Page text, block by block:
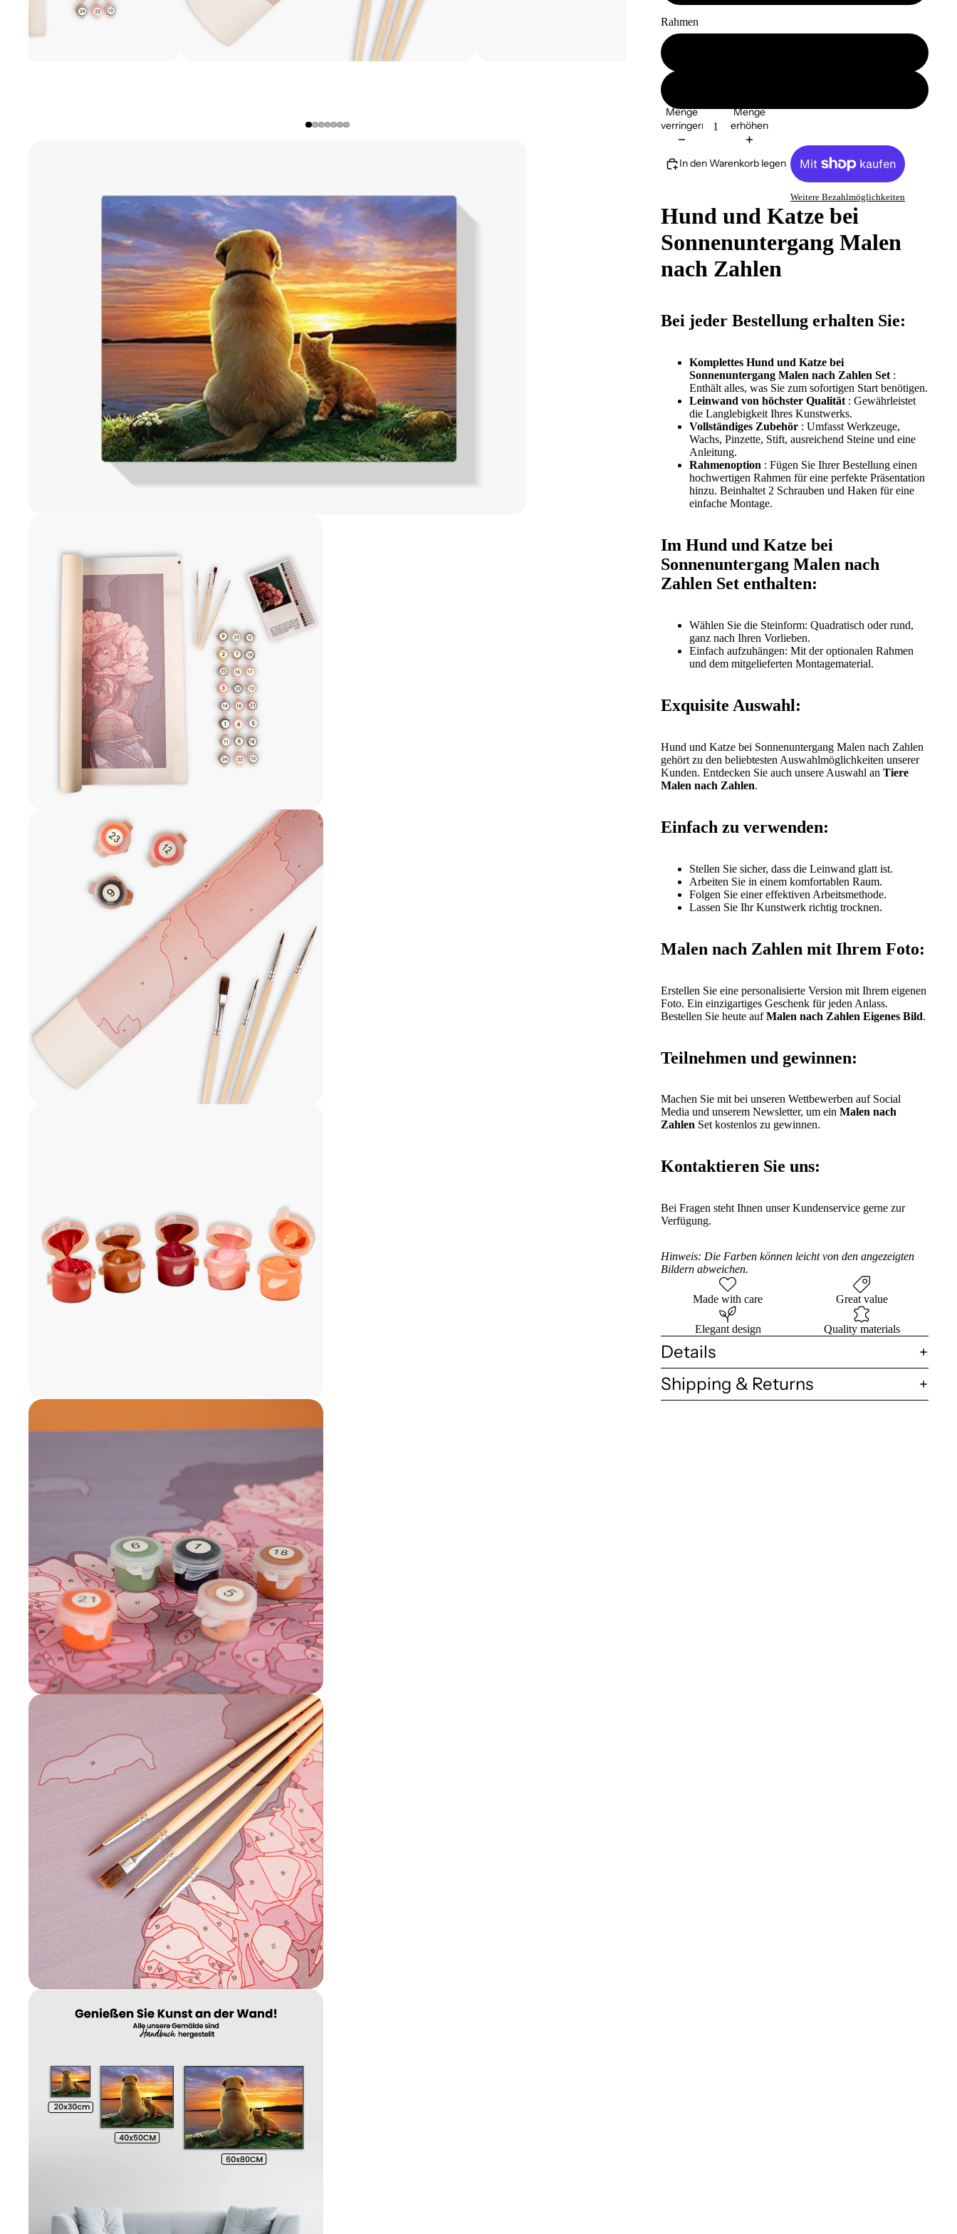
Rahmen
Menge
verringern
Menge
erhöhen
In den Warenkorb legen
Weitere Bezahlmöglichkeiten
Hund und Katze bei
Sonnenuntergang Malen
nach Zahlen
Bei jeder Bestellung erhalten Sie:
Komplettes Hund und Katze bei
Sonnenuntergang Malen nach Zahlen Set :
Enthält alles, was Sie zum sofortigen Start benötigen.
Leinwand von höchster Qualität : Gewährleistet
die Langlebigkeit Ihres Kunstwerks.
Vollständiges Zubehör : Umfasst Werkzeuge,
Wachs, Pinzette, Stift, ausreichend Steine und eine
Anleitung.
Rahmenoption : Fügen Sie Ihrer Bestellung einen
hochwertigen Rahmen für eine perfekte Präsentation
hinzu. Beinhaltet 2 Schrauben und Haken für eine
einfache Montage.
Im Hund und Katze bei
Sonnenuntergang Malen nach
Zahlen Set enthalten:
Wählen Sie die Steinform: Quadratisch oder rund,
ganz nach Ihren Vorlieben.
Einfach aufzuhängen: Mit der optionalen Rahmen
und dem mitgelieferten Montagematerial.
Exquisite Auswahl:
Hund und Katze bei Sonnenuntergang Malen nach Zahlen
gehört zu den beliebtesten Auswahlmöglichkeiten unserer
Kunden. Entdecken Sie auch unsere Auswahl an Tiere
Malen nach Zahlen.
Einfach zu verwenden:
Stellen Sie sicher, dass die Leinwand glatt ist.
Arbeiten Sie in einem komfortablen Raum.
Folgen Sie einer effektiven Arbeitsmethode.
Lassen Sie Ihr Kunstwerk richtig trocknen.
Malen nach Zahlen mit Ihrem Foto:
Erstellen Sie eine personalisierte Version mit Ihrem eigenen
Foto. Ein einzigartiges Geschenk für jeden Anlass.
Bestellen Sie heute aufMalen nach Zahlen Eigenes Bild.
Teilnehmen und gewinnen:
Machen Sie mit bei unseren Wettbewerben auf Social
Media und unserem Newsletter, um ein Malen nach
Zahlen Set kostenlos zu gewinnen.
Kontaktieren Sie uns:
Bei Fragen steht Ihnen unser Kundenservice gerne zur
Verfügung.
Hinweis: Die Farben können leicht von den angezeigten
Bildern abweichen.
Made with care Great value
Elegant design Quality materials
Details
Shipping & Returns